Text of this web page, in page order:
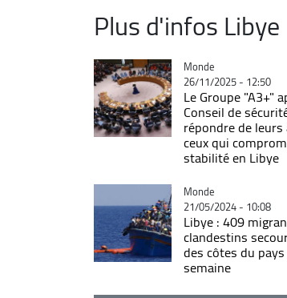
Plus d'infos Libye
Catégorie
Monde
26/11/2025 - 12:50
Le Groupe "A3+"
Conseil de
répondre de
ceux qui
stabilité en Libye
Catégorie
Monde
21/05/2024 - 10:08
Libye : 409
clandestins
des côtes du
semaine